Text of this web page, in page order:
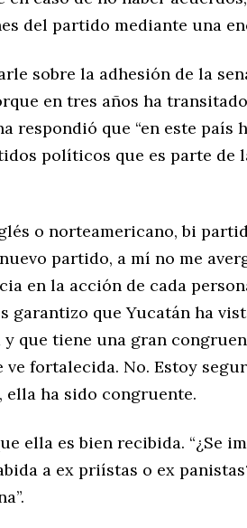
del partido mediante una
sobre la adhesión de la
en tres años ha
respondió que “en este país
políticos que es parte de
o norteamericano, bi
partido, a mí no me
en la acción de cada
garantizo que Yucatán ha
y que tiene una gran
fortalecida. No. Estoy
ella ha sido congruente.
ella es bien recibida. “¿Se
a ex priístas o ex